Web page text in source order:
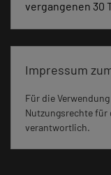
vergangenen 30
Impressum
Für die
Nutzungsrechte
verantwortlich.